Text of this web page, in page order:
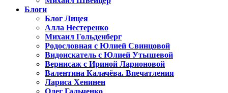
Блоги
Блог Лицея
Алла Нестеренко
Михаил Гольденберг
Родословная с Юлией Свинцовой
Видоискатель с Юлией Утышевой
Вернисаж с Ириной Ларионовой
Валентина Калачёва. Впечатления
Лариса Хенинен